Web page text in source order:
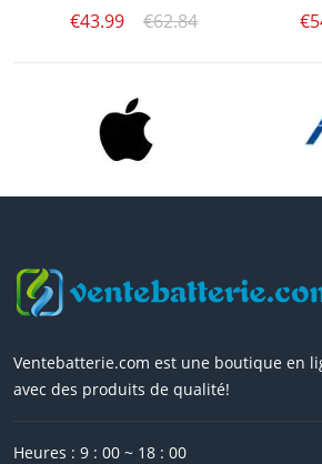
€43.99 €62.84
Ventebatterie.com est une boutique en
avec des produits de qualité!
Heures : 9 : 00 ~ 18 : 00